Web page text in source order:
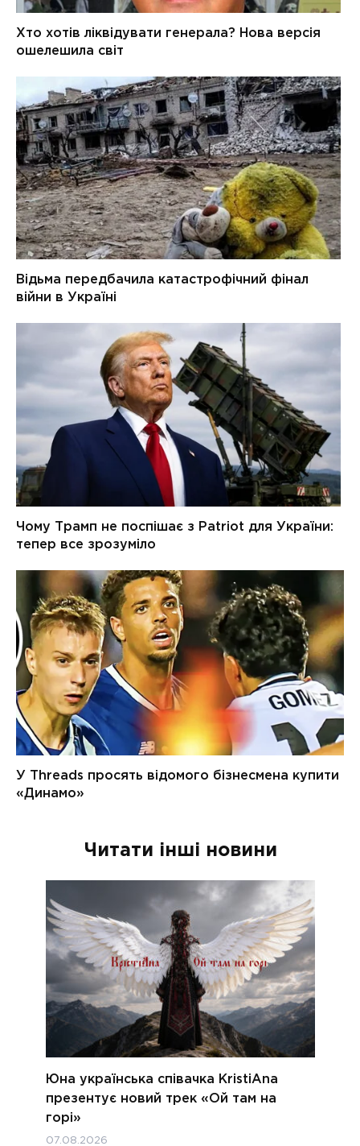
Читати інші новини
Юна українська співачка KristiAna
презентує новий трек «Ой там на
горі»
07.08.2026